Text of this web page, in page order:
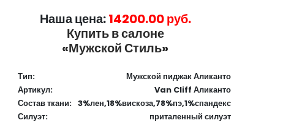
Наша цена:14200.00 руб.
Купить в салоне
«Мужской Стиль»
Тип:
Мужской пиджак Аликанто
Артикул:
Van Cliff Аликанто
Состав ткани: 3%лен,18%вискоза,78%пэ,1%спандекс
Силуэт:
приталенный силуэт